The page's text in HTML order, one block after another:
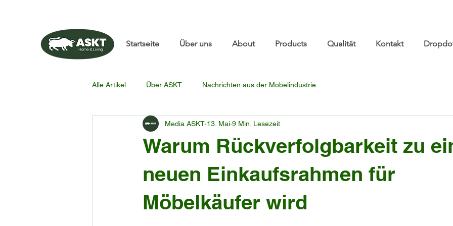
Startseite Über uns About Products Qualität Kontakt
Alle Artikel Über ASKT Nachrichten aus der Möbelindustrie
Warum Rückverfolgbarkeit zu
neuen Einkaufsrahmen für
Möbelkäufer wird
Media ASKT 13. Mai 9 Min. Lesezeit